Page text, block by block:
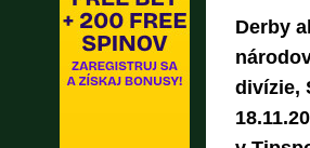
Derby
divízie,